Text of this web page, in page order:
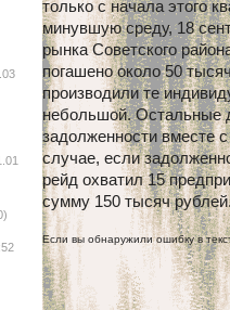
только с начала этого
минувшую среду, 18
рынка Советского
погашено около 50
производили те
небольшой. Остальные
задолженности вместе
случае, если
рейд охватил 15
сумму 150 тысяч
Если вы обнаружили ошибку в